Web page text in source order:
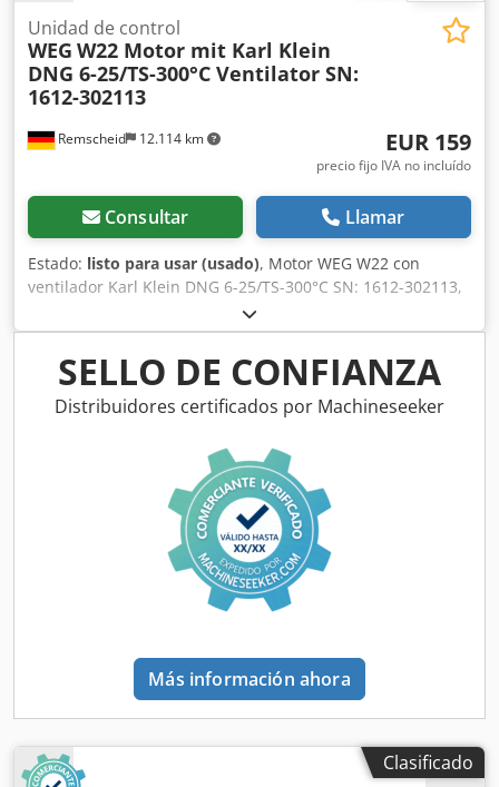
1.968 cc Eje delantero: dirección Pesos Peso en vacío: 2.103
kg Carga útil: 1.397 kg Peso máximo autorizado: 3.500 kg
Estado Estado general: promedio Estado técnico: promedio
Estado estético: promedio
Remscheid 12.114 km
Unidad de control
WEG W22 Motor mit Karl Klein
DNG 6-25/TS-300°C Ventilator SN:
1612-302113
EUR 159
precio fijo IVA no incluído
Consultar Llamar
Estado: listo para usar (usado), Motor WEG W22 con
ventilador Karl Klein DNG 6-25/TS-300°C SN: 1612-302113,
usado, en buen estado, 100% funcional, suministro según
fotos. Cedpfx Ajx Dwinskbsrf
SELLO DE CONFIANZA
Distribuidores certificados por Machineseeker
Más información ahora
Clasificado